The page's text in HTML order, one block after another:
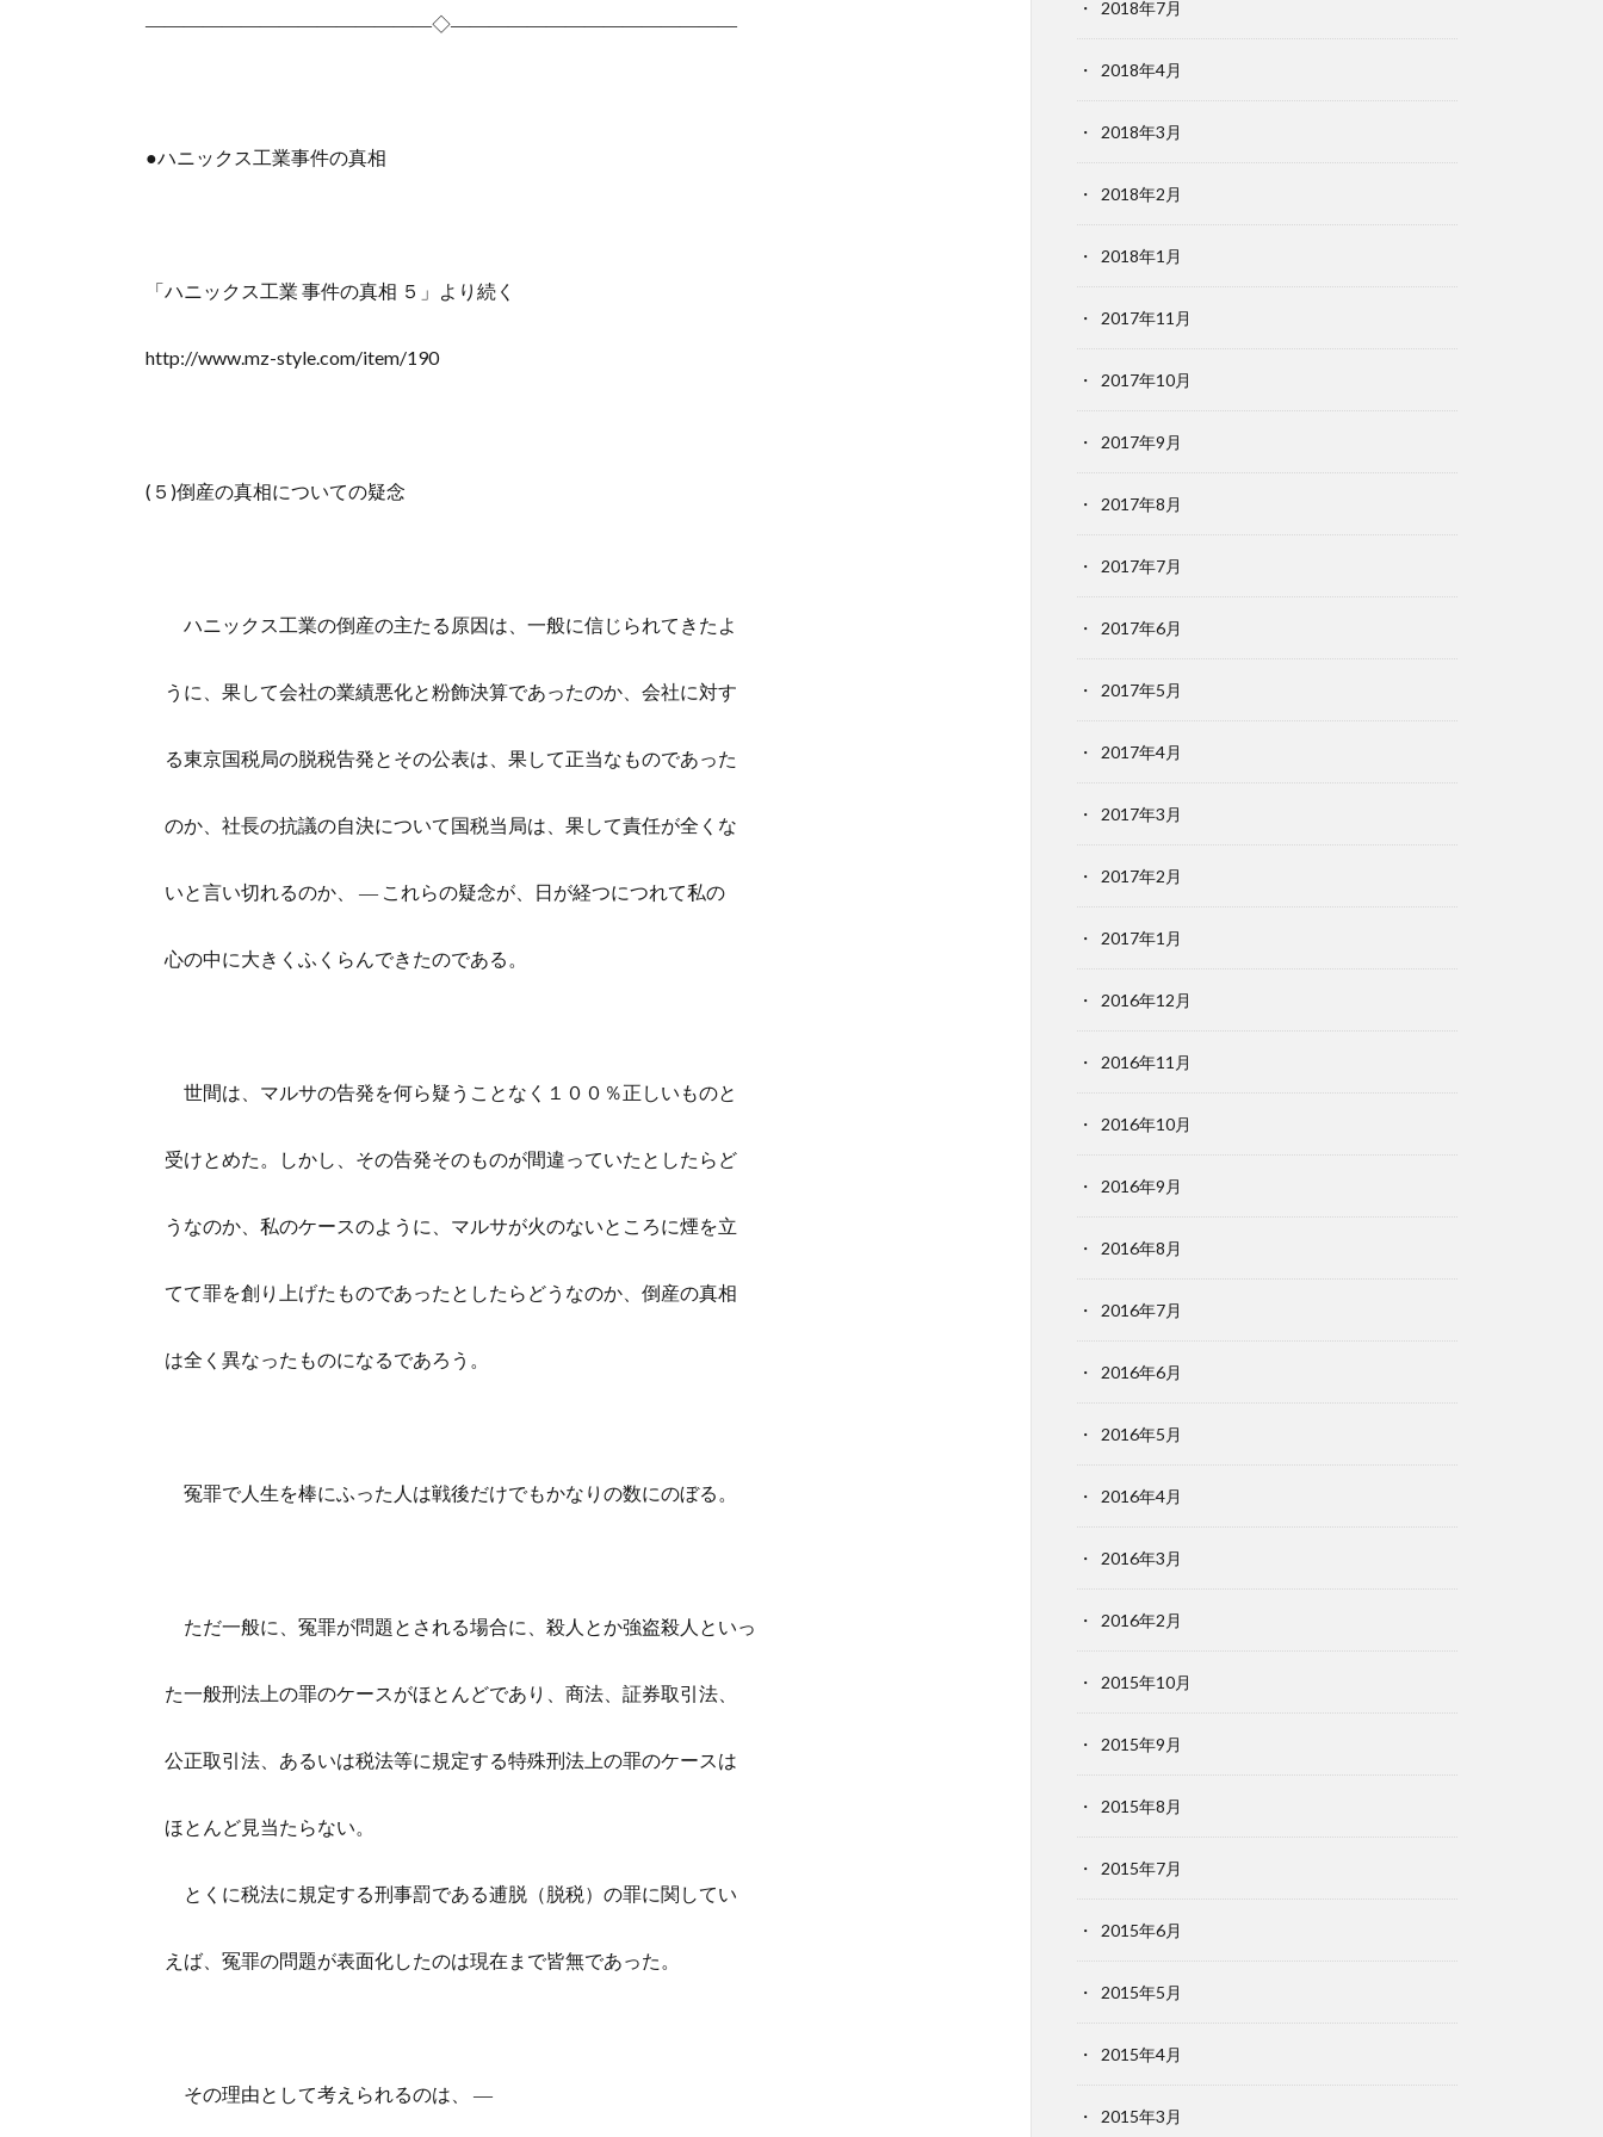
―――――――――――――――◇―――――――――――――――
●ハニックス工業事件の真相
「ハニックス工業 事件の真相 ５」より続く
http://www.mz-style.com/item/190
(５)倒産の真相についての疑念
ハニックス工業の倒産の主たる原因は、一般に信じられてきたよ
うに、果して会社の業績悪化と粉飾決算であったのか、会社に対す
る東京国税局の脱税告発とその公表は、果して正当なものであった
のか、社長の抗議の自決について国税当局は、果して責任が全くな
いと言い切れるのか、 ― これらの疑念が、日が経つにつれて私の
心の中に大きくふくらんできたのである。
世間は、マルサの告発を何ら疑うことなく１００％正しいものと
受けとめた。しかし、その告発そのものが間違っていたとしたらど
うなのか、私のケースのように、マルサが火のないところに煙を立
てて罪を創り上げたものであったとしたらどうなのか、倒産の真相
は全く異なったものになるであろう。
冤罪で人生を棒にふった人は戦後だけでもかなりの数にのぼる。
ただ一般に、冤罪が問題とされる場合に、殺人とか強盗殺人といっ
た一般刑法上の罪のケースがほとんどであり、商法、証券取引法、
公正取引法、あるいは税法等に規定する特殊刑法上の罪のケースは
ほとんど見当たらない。
とくに税法に規定する刑事罰である逋脱（脱税）の罪に関してい
えば、冤罪の問題が表面化したのは現在まで皆無であった。
その理由として考えられるのは、 ―
2018年7月
2018年4月
2018年3月
2018年2月
2018年1月
2017年11月
2017年10月
2017年9月
2017年8月
2017年7月
2017年6月
2017年5月
2017年4月
2017年3月
2017年2月
2017年1月
2016年12月
2016年11月
2016年10月
2016年9月
2016年8月
2016年7月
2016年6月
2016年5月
2016年4月
2016年3月
2016年2月
2015年10月
2015年9月
2015年8月
2015年7月
2015年6月
2015年5月
2015年4月
2015年3月